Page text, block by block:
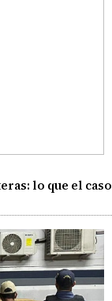
lo que el caso